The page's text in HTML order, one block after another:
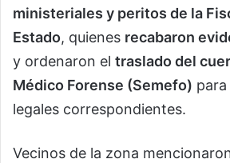
ministeriales y peritos de la
Estado, quienes recabaron
y ordenaron el traslado del
Médico Forense (Semefo)
legales correspondientes.
Vecinos de la zona